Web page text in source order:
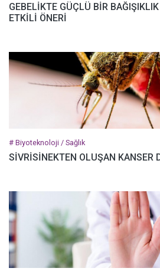
GEBELİKTE GÜÇLÜ BİR
ETKİLİ ÖNERİ
# Biyoteknoloji / Sağlık
SİVRİSİNEKTEN OLUŞAN KANSER